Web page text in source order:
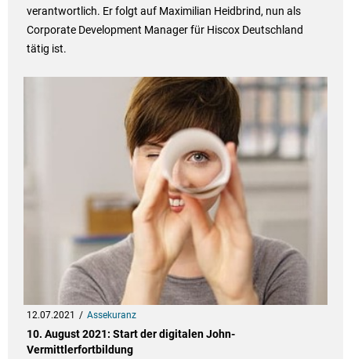
verantwortlich. Er folgt auf Maximilian Heidbrind, nun als
Corporate Development Manager für Hiscox Deutschland
tätig ist.
12.07.2021 Assekuranz
10. August 2021: Start der digitalen John-
Vermittlerfortbildung